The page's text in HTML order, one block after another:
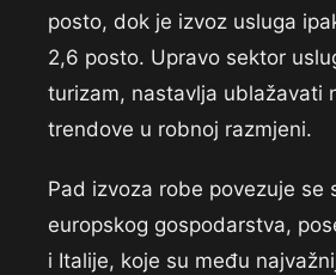
posto, dok je izvoz usluga
2,6 posto. Upravo sektor
turizam, nastavlja ublažavati
trendove u robnoj razmjeni.
Pad izvoza robe povezuje se
europskog gospodarstva,
i Italije, koje su među